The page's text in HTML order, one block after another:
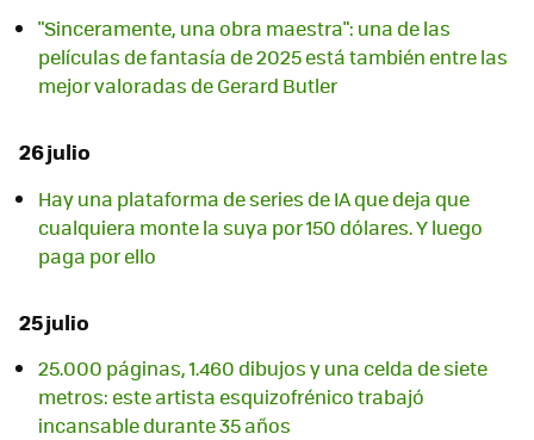
"Sinceramente, una obra maestra": una de las
películas de fantasía de 2025 está también entre las
mejor valoradas de Gerard Butler
26 julio
Hay una plataforma de series de IA que deja que
cualquiera monte la suya por 150 dólares. Y luego
paga por ello
25 julio
25.000 páginas, 1.460 dibujos y una celda de siete
metros: este artista esquizofrénico trabajó
incansable durante 35 años